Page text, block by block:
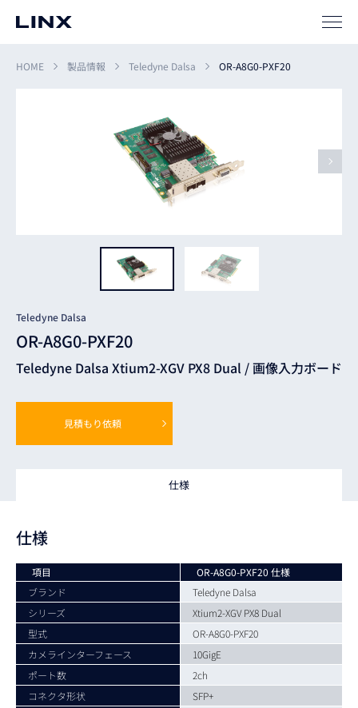
情報
採用
HOME 製品情報 Teledyne Dalsa OR-A8G0-PXF20
Teledyne Dalsa
OR-A8G0-PXF20
Teledyne Dalsa Xtium2-XGV PX8 Dual /画像入力ボード
見積もり依頼
仕様
仕様
項目
OR-A8G0-PXF20 仕様
ブランド
Teledyne Dalsa
シリーズ
Xtium2-XGV PX8 Dual
型式
OR-A8G0-PXF20
カメラインターフェース
10GigE
ポート数
2ch
コネクタ形状
SFP+